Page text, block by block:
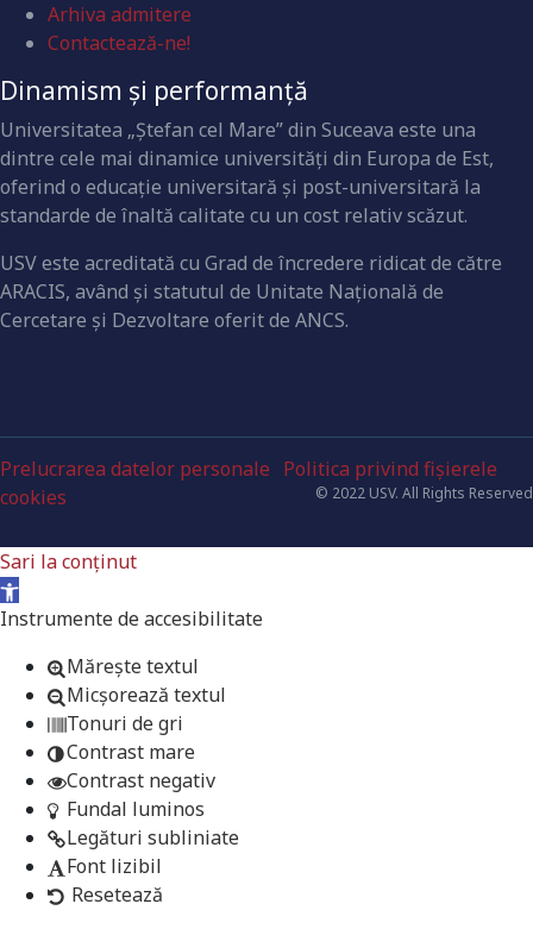
Arhiva admitere
Contactează-ne!
Dinamism și performanță
Universitatea „Ştefan cel Mare” din Suceava este una
dintre cele mai dinamice universităţi din Europa de Est,
oferind o educaţie universitară şi post-universitară la
standarde de înaltă calitate cu un cost relativ scăzut.
USV este acreditată cu Grad de încredere ridicat de către
ARACIS, având şi statutul de Unitate Naţională de
Cercetare şi Dezvoltare oferit de ANCS.
Prelucrarea datelor personale Politica privind fișierele
cookies
© 2022 USV. All Rights Reserved
Sari la conținut
Deschide bara de unelte
Instrumente de accesibilitate
Mărește textul
Micșorează textul
Tonuri de gri
Contrast mare
Contrast negativ
Fundal luminos
Legături subliniate
Font lizibil
Resetează